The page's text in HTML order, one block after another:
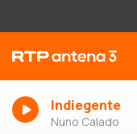
Indiegente
Nuno Calado